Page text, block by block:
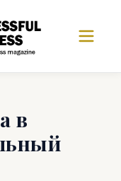
в